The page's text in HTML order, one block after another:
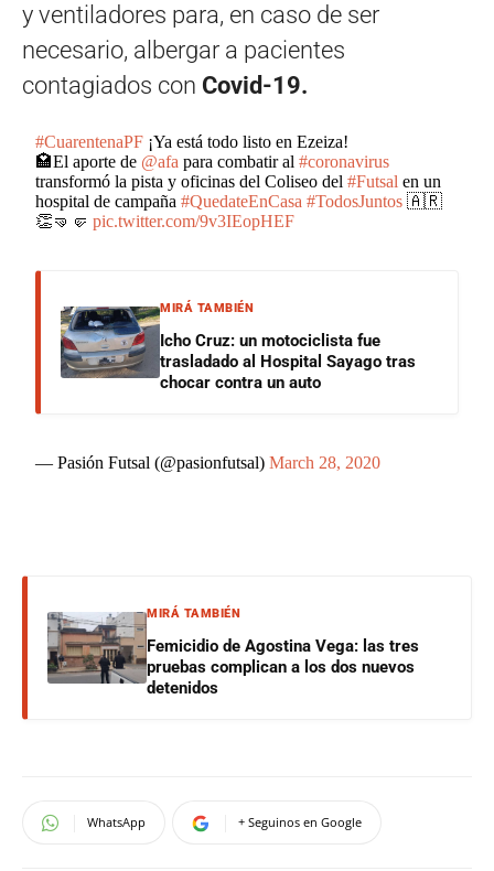
y ventiladores para, en caso de ser
necesario, albergar a pacientes
contagiados con Covid-19.
#CuarentenaPF ¡Ya está todo listo en Ezeiza!
🏩El aporte de @afa para combatir al#coronavirus
transformó la pista y oficinas del Coliseo del#Futsal en un
hospital de campaña#QuedateEnCasa #TodosJuntos 🇦🇷
👏🤜🤛pic.twitter.com/9v3IEopHEF
MIRÁ TAMBIÉN
Icho Cruz: un motociclista fue
trasladado al Hospital Sayago tras
chocar contra un auto
— Pasión Futsal (@pasionfutsal)March 28, 2020
MIRÁ TAMBIÉN
Femicidio de Agostina Vega: las tres
pruebas complican a los dos nuevos
detenidos
WhatsApp + Seguinos en Google